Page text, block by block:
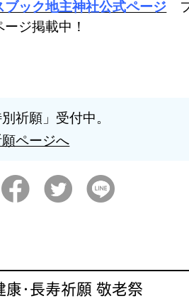
ブック地主神社公式ページ
ジ掲載中！
祈願」受付中。
ページへ
･長寿祈願 敬老祭